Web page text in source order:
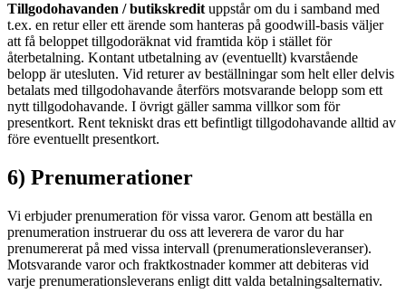
Tillgodohavanden / butikskredit uppstår om du i samband med
t.ex. en retur eller ett ärende som hanteras på goodwill-basis väljer
att få beloppet tillgodoräknat vid framtida köp i stället för
återbetalning. Kontant utbetalning av (eventuellt) kvarstående
belopp är utesluten. Vid returer av beställningar som helt eller delvis
betalats med tillgodohavande återförs motsvarande belopp som ett
nytt tillgodohavande. I övrigt gäller samma villkor som för
presentkort. Rent tekniskt dras ett befintligt tillgodohavande alltid av
före eventuellt presentkort.
6) Prenumerationer
Vi erbjuder prenumeration för vissa varor. Genom att beställa en
prenumeration instruerar du oss att leverera de varor du har
prenumererat på med vissa intervall (prenumerationsleveranser).
Motsvarande varor och fraktkostnader kommer att debiteras vid
varje prenumerationsleverans enligt ditt valda betalningsalternativ.